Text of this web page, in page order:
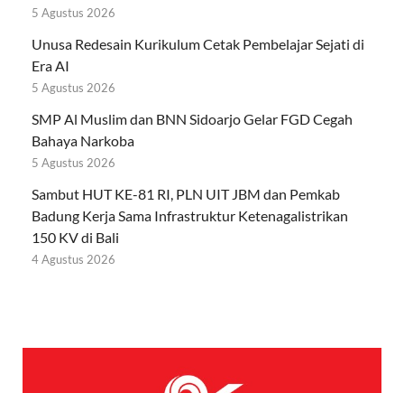
5 Agustus 2026
Unusa Redesain Kurikulum Cetak Pembelajar Sejati di
Era AI
5 Agustus 2026
SMP Al Muslim dan BNN Sidoarjo Gelar FGD Cegah
Bahaya Narkoba
5 Agustus 2026
Sambut HUT KE-81 RI, PLN UIT JBM dan Pemkab
Badung Kerja Sama Infrastruktur Ketenagalistrikan
150 KV di Bali
4 Agustus 2026